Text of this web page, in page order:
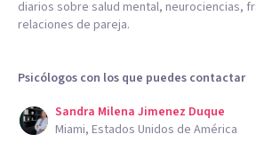
diarios sobre salud mental, neurociencias,
relaciones de pareja.
Psicólogos con los que puedes contactar
Sandra Milena Jimenez Duque
Miami, Estados Unidos de América